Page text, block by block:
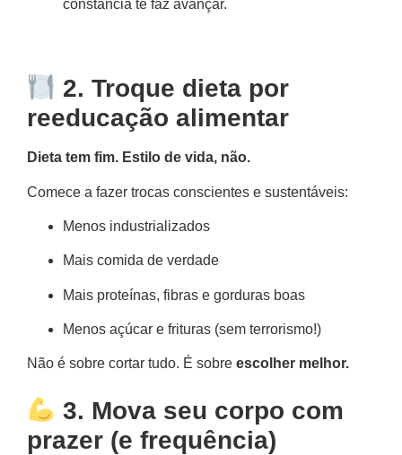
constância te faz avançar.
2. Troque dieta por
reeducação alimentar
Dieta tem fim. Estilo de vida, não.
Comece a fazer trocas conscientes e sustentáveis:
Menos industrializados
Mais comida de verdade
Mais proteínas, fibras e gorduras boas
Menos açúcar e frituras (sem terrorismo!)
Não é sobre cortar tudo. É sobre escolher melhor.
3. Mova seu corpo com
prazer (e frequência)